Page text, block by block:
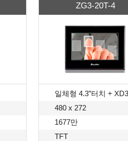
ZG3-20T-4
일체형 4.3”터치 +
480 x 272
1677만
TFT